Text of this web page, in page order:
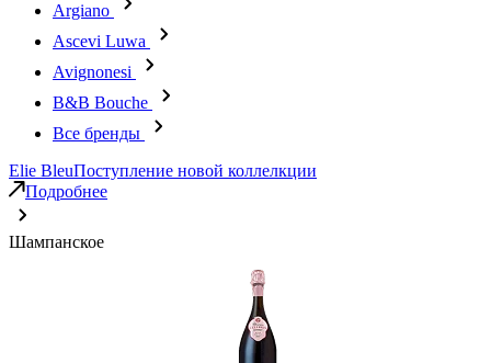
Argiano
Ascevi Luwa
Avignonesi
B&B Bouche
Все бренды
Elie BleuПоступление новой коллелкции
Подробнее
Шампанское